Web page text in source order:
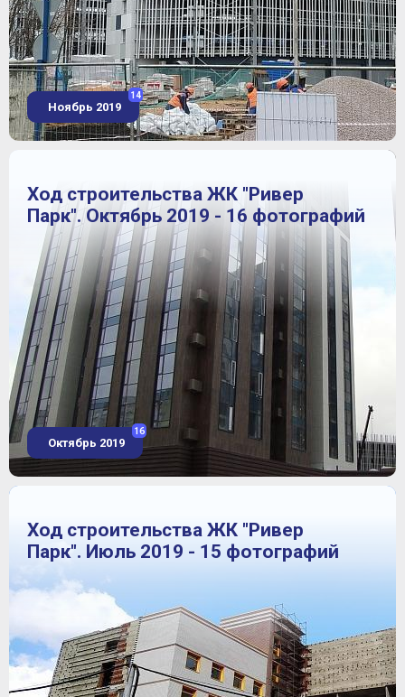
Ноябрь 2019
14
Ход строительства ЖК "Ривер
Парк". Октябрь 2019 - 16 фотографий
Октябрь 2019
16
Ход строительства ЖК "Ривер
Парк". Июль 2019 - 15 фотографий